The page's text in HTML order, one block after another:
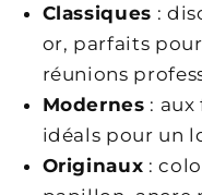
Classiques :
or, parfaits
réunions
Modernes :
idéals pour un
Originaux :